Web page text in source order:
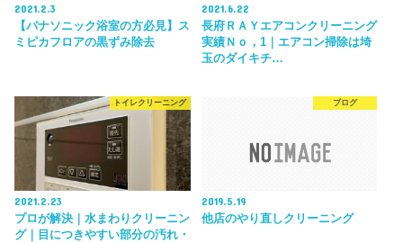
2021.2.3
【パナソニック浴室の方必見】ス
ミピカフロアの黒ずみ除去
2021.6.22
長府ＲＡＹエアコンクリーニング
実績Ｎｏ，1｜エアコン掃除は埼
玉のダイキチ…
トイレクリーニング
2021.2.23
プロが解決｜水まわりクリーニン
グ｜目につきやすい部分の汚れ・
ブログ
2019.5.19
他店のやり直しクリーニング